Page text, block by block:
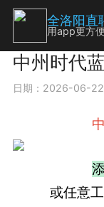
中州时代
日期：2026-06-
或任意
全洛阳直
用app更方便